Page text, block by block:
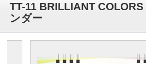
TT-11 BRILLIANT
ンダー